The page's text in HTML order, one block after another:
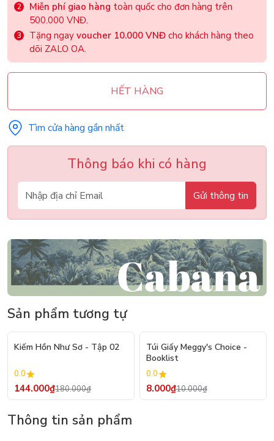
Miễn phí giao hàng toàn quốc cho đơn hàng trên
500.000 VNĐ.
Tặng ngay voucher 10.000 VNĐ cho khách hàng theo
dõi ZALO OA.
HẾT HÀNG
Tìm cửa hàng gần nhất
Thông báo khi có hàng
Gửi thông tin
Sản phẩm tương tự
- 20%
Kiếm Hồn Như Sơ - Tập 02
0.0
144.000₫180.000₫
Túi Giấy Meggy's Choice -
Booklist
0.0
8.000₫10.000₫
Thông tin sản phẩm